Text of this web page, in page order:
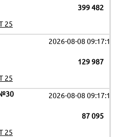
399 482
25
2026-08-08 09:17:19
129 987
25
№30
2026-08-08 09:17:19
87 095
25